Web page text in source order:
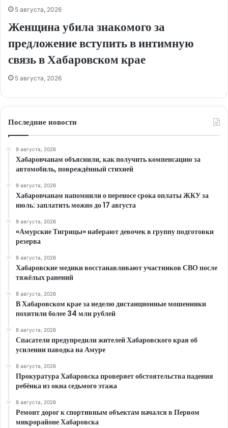
5 августа, 2026
Женщина убила знакомого за
предложение вступить в интимную
связь в Хабаровском крае
5 августа, 2026
Последние новости
9 августа, 2026
Хабаровчанам объяснили, как получить компенсацию за
автомобиль, повреждённый стихией
9 августа, 2026
Хабаровчанам напомнили о переносе срока оплаты ЖКУ за
июль: заплатить можно до 17 августа
9 августа, 2026
«Амурские Тигрицы» наберают девочек в группу подготовки
резерва
8 августа, 2026
Хабаровские медики восстанавливают участников СВО после
тяжёлых ранений
8 августа, 2026
В Хабаровском крае за неделю дистанционные мошенники
похитили более 34 млн рублей
8 августа, 2026
Спасатели предупредили жителей Хабаровского края об
усилении паводка на Амуре
8 августа, 2026
Прокуратура Хабаровска проверяет обстоятельства падения
ребёнка из окна седьмого этажа
8 августа, 2026
Ремонт дорог к спортивным объектам начался в Первом
микрорайоне Хабаровска